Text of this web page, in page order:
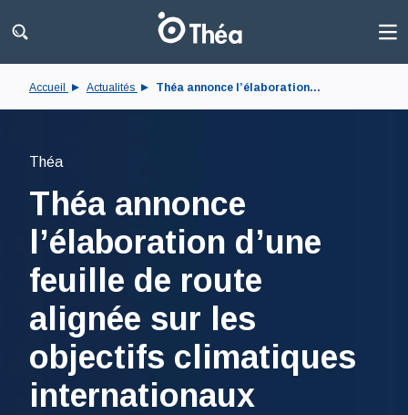
Accueil Actualités Théa annonce l’élaboration...
Théa
Théa annonce
l’élaboration d’une
feuille de route
alignée sur les
objectifs climatiques
internationaux